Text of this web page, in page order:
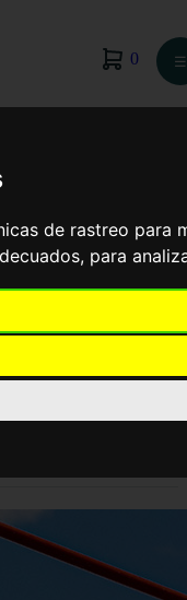
de rastreo para
para
0 ☰